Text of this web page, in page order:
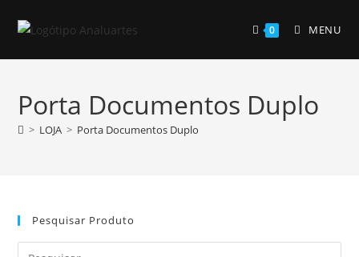
0 MENU
Porta Documentos Duplo
> LOJA > Porta Documentos Duplo
Pesquisar Produto